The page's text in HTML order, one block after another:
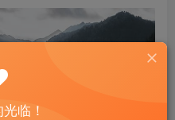
临！